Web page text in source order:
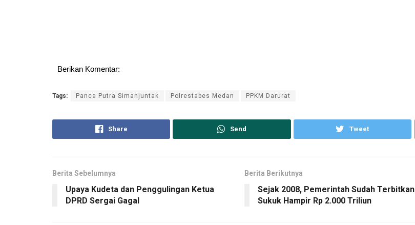
Berikan Komentar:
Tags: Panca Putra Simanjuntak Polrestabes Medan PPKM Darurat
Share Send Tweet
Berita Sebelumnya
Upaya Kudeta dan Penggulingan Ketua
DPRD Sergai Gagal
Berita Berikutnya
Sejak 2008, Pemerintah Sudah Terbitkan
Sukuk Hampir Rp 2.000 Triliun